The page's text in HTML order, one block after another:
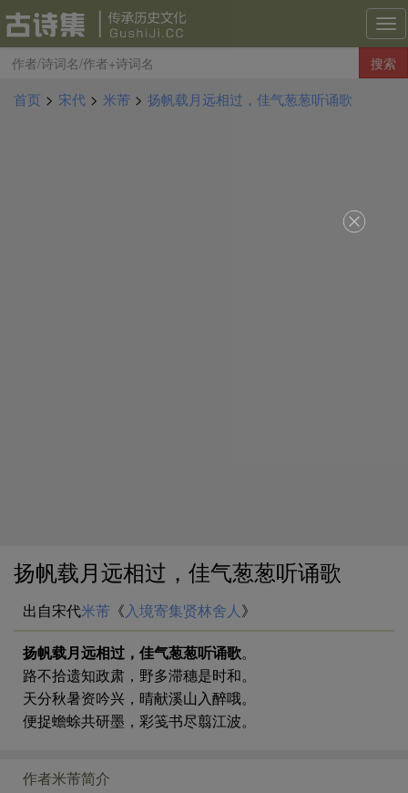
古
诗
集
搜索
首页 > 宋代 > 米芾 > 扬帆载月远相过，佳气葱葱听诵歌
扬帆载月远相过，佳气葱葱听诵歌
出自宋代米芾 《入境寄集贤林舍人》
扬帆载月远相过，佳气葱葱听诵歌。
路不拾遗知政肃，野多滞穗是时和。
天分秋暑资吟兴，晴献溪山入醉哦。
便捉蟾蜍共研墨，彩笺书尽翦江波。
作者米芾简介